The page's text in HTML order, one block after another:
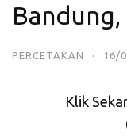
PERCETAKAN · 16/
Klik